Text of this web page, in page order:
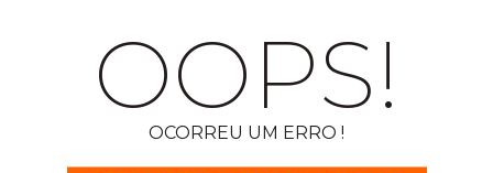
OOPS!
OCORREU UM ERRO !